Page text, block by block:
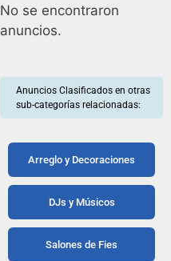
No se encontraron
anuncios.
Anuncios Clasificados en otras
sub-categorías relacionadas:
Arreglo y Decoraciones
DJs y Músicos
Salones de Fies